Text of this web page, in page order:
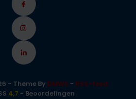
- Theme By DMWS - RSS-feed
4,7 - Beoordelingen